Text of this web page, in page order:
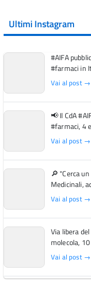
Ultimi Instagram
#AIFA
#farmaci in
Vai al post →
📢 Il CdA
#farmaci, 4
Vai al post →
🔎 "Cerca
Medicinali,
Vai al post →
Via libera
molecola,
Vai al post →